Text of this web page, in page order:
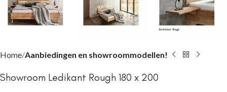
Home Aanbiedingen en showroommodellen!
Showroom Ledikant Rough 180 x 200